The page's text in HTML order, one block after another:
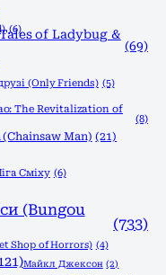
(6)
of Ladybug &
(69)
(Only Friends) (5)
The Revitalization of
(8)
Man) (21)
Сміху (6)
(Bungou
(733)
Shop of Horrors) (4)
Майкл Джексон (2)